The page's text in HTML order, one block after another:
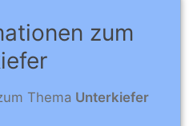
zum
Thema Unterkiefer